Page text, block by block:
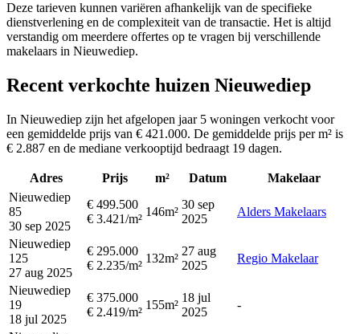
Deze tarieven kunnen variëren afhankelijk van de specifieke
dienstverlening en de complexiteit van de transactie. Het is altijd
verstandig om meerdere offertes op te vragen bij verschillende
makelaars in Nieuwediep.
Recent verkochte huizen Nieuwediep
In Nieuwediep zijn het afgelopen jaar 5 woningen verkocht voor
een gemiddelde prijs van € 421.000. De gemiddelde prijs per m² is
€ 2.887 en de mediane verkooptijd bedraagt 19 dagen.
Adres Prijs m² Datum
Makelaar
Nieuwediep
85
30 sep 2025
€ 499.500
€ 3.421/m²
146m²
30 sep
2025
Alders Makelaars
Nieuwediep
125
27 aug 2025
€ 295.000
€ 2.235/m²
132m²
27 aug
2025
Regio Makelaar
Nieuwediep
19
18 jul 2025
€ 375.000
€ 2.419/m²
155m²
18 jul
2025
-